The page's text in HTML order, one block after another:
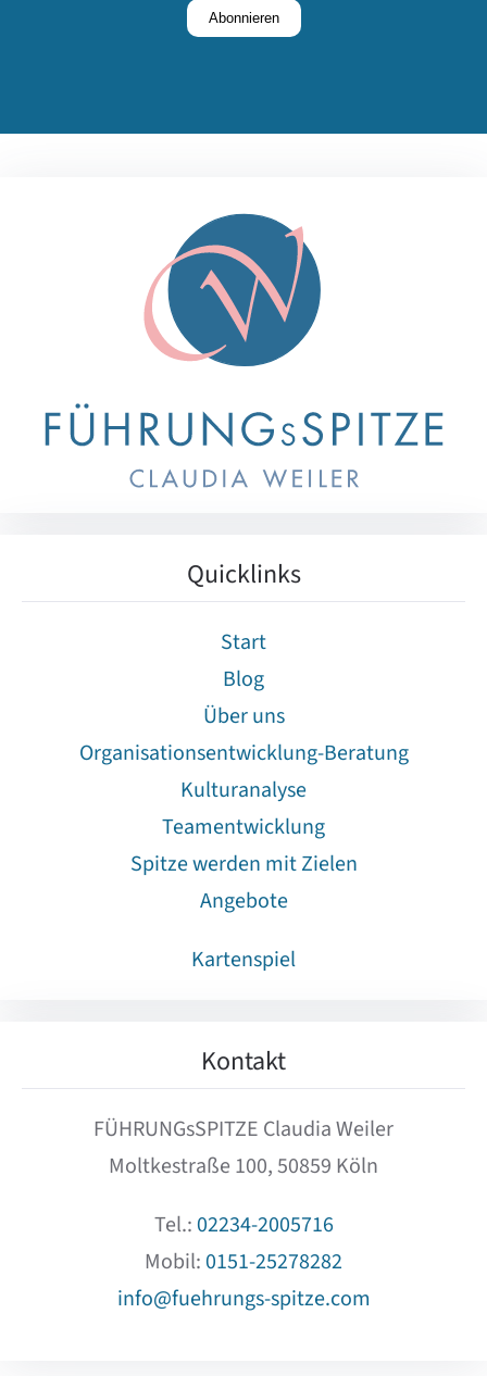
Abonnieren
Quicklinks
Start
Blog
Über uns
Organisationsentwicklung-Beratung
Kulturanalyse
Teamentwicklung
Spitze werden mit Zielen
Angebote
Kartenspiel
Kontakt
FÜHRUNGsSPITZE Claudia Weiler
Moltkestraße 100, 50859 Köln
Tel.:02234-2005716
Mobil:0151-25278282
info@fuehrungs-spitze.com